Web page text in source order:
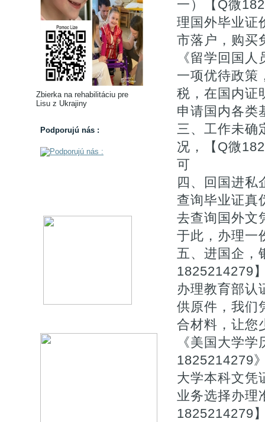
Zbierka na rehabilitáciu pre
Lisu z Ukrajiny
Podporujú nás :
一）【Q微
理国外毕业证
市落户，购买
《留学回国
一项优待政策
税，在国内证
申请国内各类
三、工作未确
况，【Q微
可
四、回国进私
查询毕业证真
去查询国外文
于此，办理一
五、进国企，
1825214279
办理教育部认
供原件，我们
合材料，让您
《美国大学
1825214279
大学本科文
业务选择办
1825214279